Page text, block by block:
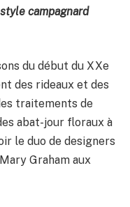
campagnard
du début du XXe
des rideaux et des
traitements de
abat-jour floraux à
le duo de designers
Graham aux